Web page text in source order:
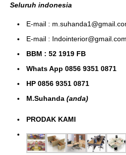
Seluruh indonesia
E-mail :
E-mail : Indointerior@gmail.com
BBM : 52 1919 FB
Whats App 0856 9351 0871
HP 0856 9351 0871
M.Suhanda (anda)
PRODAK KAMI